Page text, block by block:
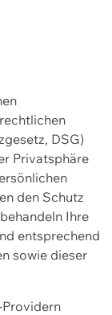
DSG)
Privatsphäre
den Schutz
Ihre
entsprechend
sowie dieser